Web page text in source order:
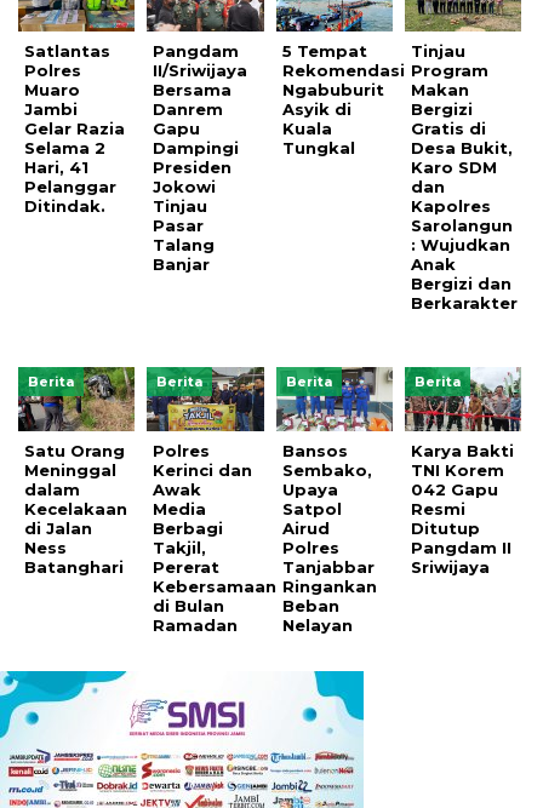
Satlantas
Polres
Muaro
Jambi
Gelar Razia
Selama 2
Hari, 41
Pelanggar
Ditindak.
Pangdam
II/Sriwijaya
Bersama
Danrem
Gapu
Dampingi
Presiden
Jokowi
Tinjau
Pasar
Talang
Banjar
5 Tempat
Rekomendasi
Ngabuburit
Asyik di
Kuala
Tungkal
Tinjau
Program
Makan
Bergizi
Gratis di
Desa Bukit,
Karo SDM
dan
Kapolres
Sarolangun
: Wujudkan
Anak
Bergizi dan
Berkarakter
Berita
Satu Orang
Meninggal
dalam
Kecelakaan
di Jalan
Ness
Batanghari
Berita
Polres
Kerinci dan
Awak
Media
Berbagi
Takjil,
Pererat
Kebersamaan
di Bulan
Ramadan
Berita
Bansos
Sembako,
Upaya
Satpol
Airud
Polres
Tanjabbar
Ringankan
Beban
Nelayan
Berita
Karya Bakti
TNI Korem
042 Gapu
Resmi
Ditutup
Pangdam II
Sriwijaya